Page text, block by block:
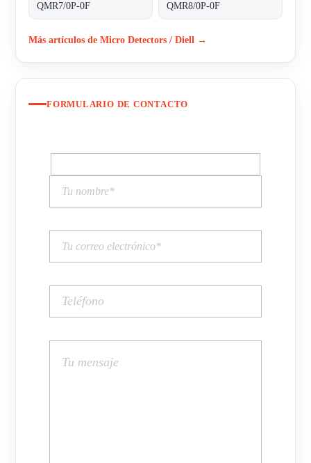
QMR7/0P-0F QMR8/0P-0F
Más artículos de Micro Detectors / Diell →
FORMULARIO DE CONTACTO